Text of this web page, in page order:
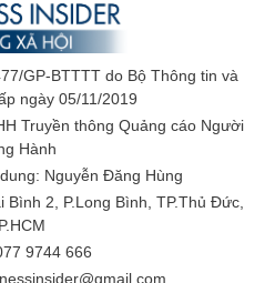
GP-BTTTT do Bộ Thông tin và
ngày 05/11/2019
Truyền thông Quảng cáo Người
Hành
Nguyễn Đăng Hùng
2, P.Long Bình, TP.Thủ Đức,
9744 666